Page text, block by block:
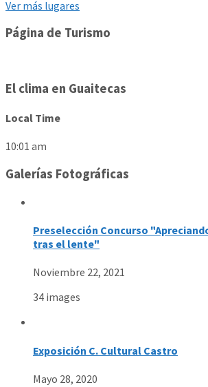
Ver más lugares
Página de Turismo
El clima en Guaitecas
Local Time
10:01 am
Galerías Fotográficas
Preselección Concurso
tras el lente"
Noviembre 22, 2021
34 images
Exposición C. Cultural Castro
Mayo 28, 2020